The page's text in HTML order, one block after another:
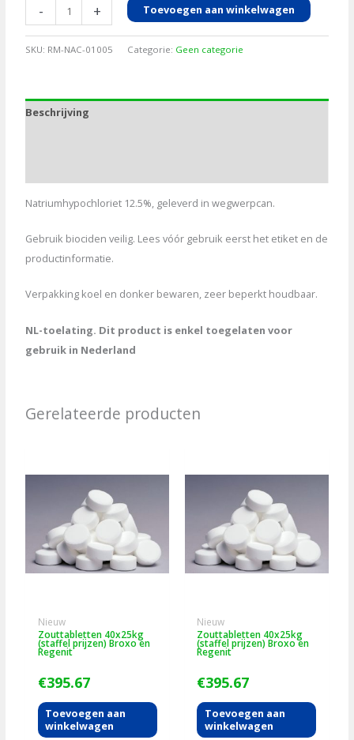
-
24.4kg
SynQ
aantal
+ Toevoegen aan winkelwagen
SKU: RM-NAC-01005 Categorie: Geen categorie
Beschrijving
Natriumhypochloriet 12.5%, geleverd in wegwerpcan.
Gebruik biociden veilig. Lees vóór gebruik eerst het etiket en de
productinformatie.
Verpakking koel en donker bewaren, zeer beperkt houdbaar.
NL-toelating. Dit product is enkel toegelaten voor
gebruik in Nederland
Gerelateerde producten
Nieuw
Zouttabletten 40x25kg
(staffel prijzen) Broxo en
Regenit
€395.67
Toevoegen aan
winkelwagen
Nieuw
Zouttabletten 40x25kg
(staffel prijzen) Broxo en
Regenit
€395.67
Toevoegen aan
winkelwagen